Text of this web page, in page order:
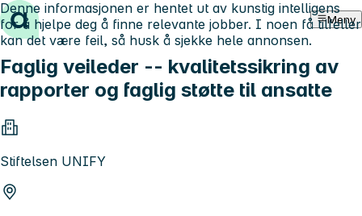
Hopp til innhold Meny
Faglig veileder -- kvalitetssikring av
rapporter og faglig støtte til ansatte
Stiftelsen UNIFY
Denne informasjonen er hentet ut av kunstig intelligens
for å hjelpe deg å finne relevante jobber. I noen få tilfeller
kan det være feil, så husk å sjekke hele annonsen.